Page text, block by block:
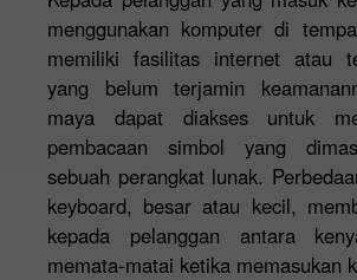
menggunakan komputer di
memiliki fasilitas internet atau
yang belum terjamin
maya dapat diakses untuk
pembacaan simbol yang
sebuah perangkat lunak.
keyboard, besar atau kecil,
kepada pelanggan antara
memata-matai ketika memasukan